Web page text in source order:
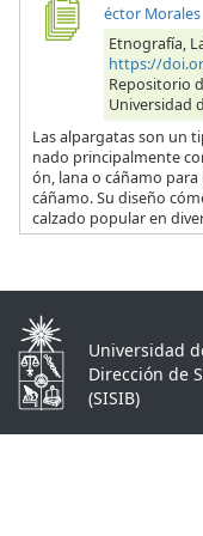
éctor Morales
Etnografía,
https://
Repositorio
Universidad
Las alpargatas son un
nado principalmente
ón, lana o cáñamo
cáñamo. Su diseño
calzado popular en
Universidad
Dirección de
(SISIB)